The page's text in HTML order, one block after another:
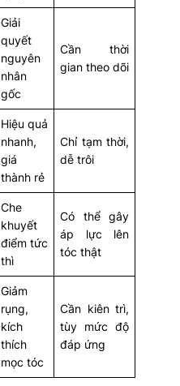
Giải
quyết
nguyên
nhân
gốc
Cần thời
gian theo dõi
Hiệu quả
nhanh,
giá
thành rẻ
Chỉ tạm thời,
dễ trôi
Che
khuyết
điểm tức
thì
Có thể gây
áp lực lên
tóc thật
Giảm
rụng,
kích
thích
mọc tóc
Cần kiên trì,
tùy mức độ
đáp ứng